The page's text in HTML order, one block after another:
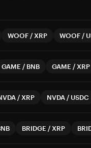
WOOF / XRP WOOF /
GAME / BNB GAME / XRP
/ XRP NVDA / USDC
BRIDGE / XRP